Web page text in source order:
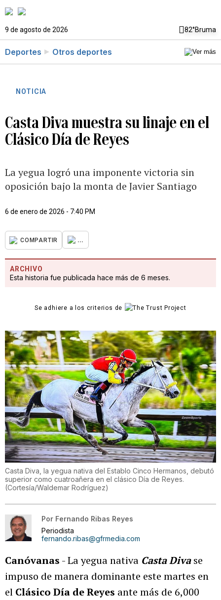
9 de agosto de 2026 82°Bruma
Deportes Otros deportes
NOTICIA
Casta Diva muestra su linaje en el
Clásico Día de Reyes
La yegua logró una imponente victoria sin
oposición bajo la monta de Javier Santiago
6 de enero de 2026 - 7:40 PM
COMPARTIR ...
ARCHIVO
Esta historia fue publicada hace más de 6 meses.
Se adhiere a los criterios de
Casta Diva, la yegua nativa del Establo Cinco Hermanos, debutó
superior como cuatroañera en el clásico Día de Reyes.
(Cortesía/Waldemar Rodríguez)
Por Fernando Ribas Reyes
Periodista
fernando.ribas@gfrmedia.com
Canóvanas - La yegua nativa Casta Divase
impuso de manera dominante este martes en
el Clásico Día de Reyes ante más de 6,000